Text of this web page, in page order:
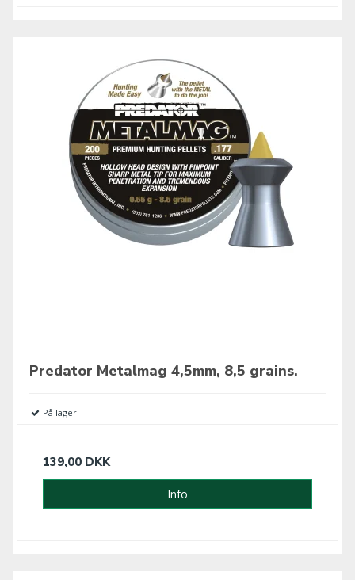
Predator Metalmag 4,5mm, 8,5 grains.
På lager.
139,00 DKK
Info